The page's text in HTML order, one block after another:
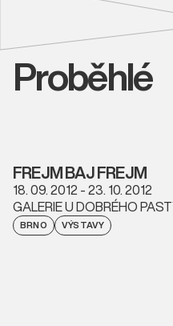
Proběhlé
FREJM BAJ FREJM
18. 09. 2012 - 23. 10. 2012
GALERIE U DOBRÉHO
BRNO VÝSTAVY